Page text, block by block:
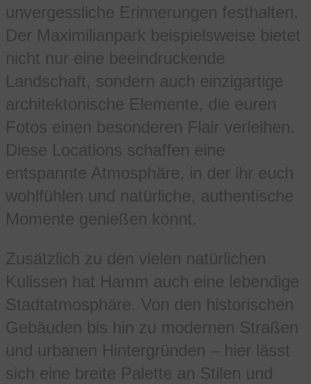
unvergessliche Erinnerungen festhalten.
Der Maximilianpark beispielsweise bietet
nicht nur eine beeindruckende
Landschaft, sondern auch einzigartige
architektonische Elemente, die euren
Fotos einen besonderen Flair verleihen.
Diese Locations schaffen eine
entspannte Atmosphäre, in der ihr euch
wohlfühlen und natürliche, authentische
Momente genießen könnt.
Zusätzlich zu den vielen natürlichen
Kulissen hat Hamm auch eine lebendige
Stadtatmosphäre. Von den historischen
Gebäuden bis hin zu modernen Straßen
und urbanen Hintergründen – hier lässt
sich eine breite Palette an Stilen und